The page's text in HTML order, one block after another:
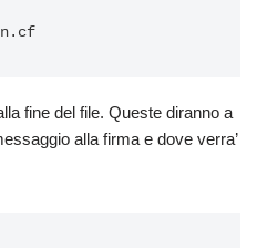
fine del file. Queste diranno a
alla firma e dove verra’